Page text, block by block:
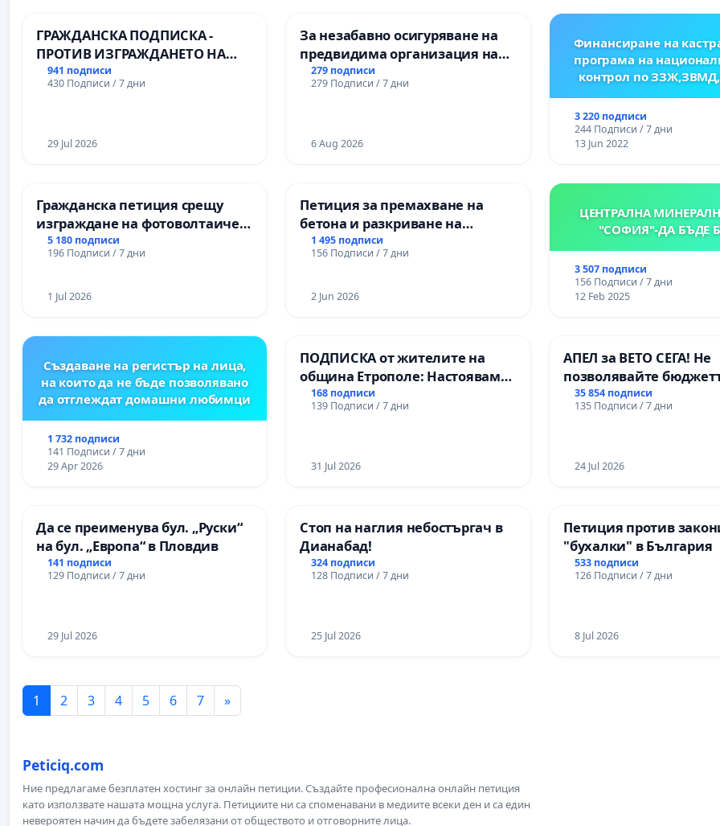
Пазарджик
ГРАЖДАНСКА ПОДПИСКА -
ПРОТИВ ИЗГРАЖДАНЕТО НА
ВЪЖЕНА ЛИНИЯ (ЛИФТ) НА
ТЕРИТОРИЯТА НА ПРИРОДНА
(БУНАРДЖИК)
941 подписи
430 Подписи / 7 дни
29 Jul 2026
За незабавно осигуряване на
предвидима организация на
учебния процес и гарантиране
на правото на равнопоставено
Александър I“ и Хуманитарна
279 подписи
279 Подписи / 7 дни
6 Aug 2026
Финансиране на
програма на
контрол по
3 220 подписи
244 Подписи / 7 дни
13 Jun 2022
Гражданска петиция срещу
изграждане на фотоволтаичен
парк в с.Прибой, общ. Радомир
5 180 подписи
196 Подписи / 7 дни
1 Jul 2026
Петиция за премахване на
бетона и разкриване на
античното сърце на
Могиланската могила във
1 495 подписи
156 Подписи / 7 дни
2 Jun 2026
ЦЕНТРАЛНА
"СОФИЯ"-ДА БЪДЕ
3 507 подписи
156 Подписи / 7 дни
12 Feb 2025
Създаване на регистър на лица,
на които да не бъде позволявано
да отглеждат домашни любимци
1 732 подписи
141 Подписи / 7 дни
29 Apr 2026
ПОДПИСКА от жителите на
община Етрополе: Настояваме
за ясни гаранции от “Елаците-
МЕД” АД и от държавата, че ще
168 подписи
139 Подписи / 7 дни
31 Jul 2026
АПЕЛ за ВЕТО СЕГА! Не
позволявайте
Радев да открадне
правата ни в тъмното
35 854 подписи
135 Подписи / 7 дни
24 Jul 2026
Да се преименува бул. „Руски“
на бул. „Европа“ в Пловдив
141 подписи
129 Подписи / 7 дни
29 Jul 2026
Стоп на наглия небостъргач в
Дианабад!
324 подписи
128 Подписи / 7 дни
25 Jul 2026
Петиция против
"бухалки" в България
533 подписи
126 Подписи / 7 дни
8 Jul 2026
1 2 3 4 5 6 7 »
Peticiq.com
Ние предлагаме безплатен хостинг за онлайн петиции. Създайте професионална онлайн петиция
като използвате нашата мощна услуга. Петициите ни са споменавани в медиите всеки ден и са един
невероятен начин да бъдете забелязани от обществото и отговорните лица.